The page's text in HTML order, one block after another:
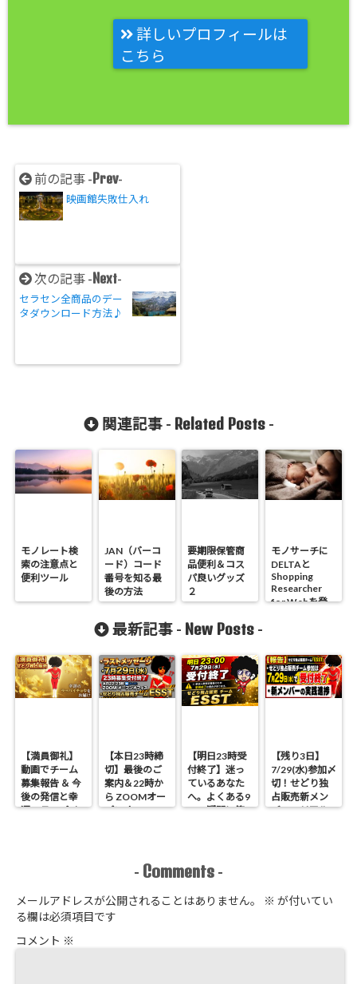
詳しいプロフィールは
こちら
前の記事 -Prev-
映画館失敗仕入れ
次の記事 -Next-
セラセン全商品のデー
タダウンロード方法♪
関連記事 - Related Posts-
モノレート検
索の注意点と
便利ツール
JAN（バーコ
ード）コード
番号を知る最
後の方法
要期限保管商
品便利＆コス
パ良いグッズ
２
モノサーチに
DELTAと
Shopping
Researcher
for Webを登
最新記事 - New Posts -
【満員御礼】
動画でチーム
募集報告 ＆ 今
後の発信と幸
運のラッパイ
【本日23時締
切】最後のご
案内＆22時か
ら ZOOMオー
プンオフィス
【明日23時受
付終了】迷っ
ているあなた
へ。よくある9
つの疑問に答
【残り3日】
7/29(水)参加〆
切！せどり独
占販売新メン
バーのリアル
- Comments -
メールアドレスが公開されることはありません。 ※ が付いてい
る欄は必須項目です
コメント ※